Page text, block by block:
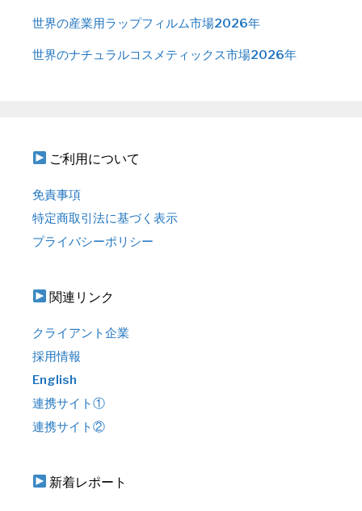
世界の産業用ラップフィルム市場2026年
世界のナチュラルコスメティックス市場2026年
ご利用について
免責事項
特定商取引法に基づく表示
プライバシーポリシー
関連リンク
クライアント企業
採用情報
English
連携サイト①
連携サイト②
新着レポート